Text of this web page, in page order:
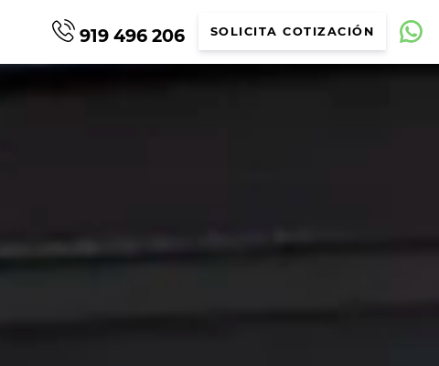
919 496 206 SOLICITA COTIZACIÓN